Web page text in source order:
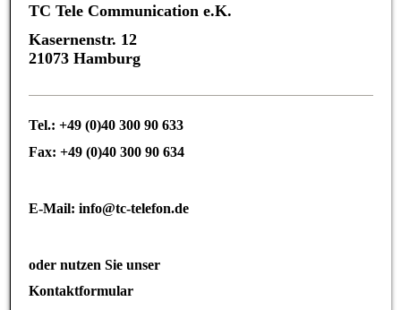
TC Tele Communication e.K.
Kasernenstr. 12
21073 Hamburg
Tel.: +49 (0)40 300 90 633
Fax: +49 (0)40 300 90 634
E-Mail: info@tc-telefon.de
oder nutzen Sie unser
Kontaktformular